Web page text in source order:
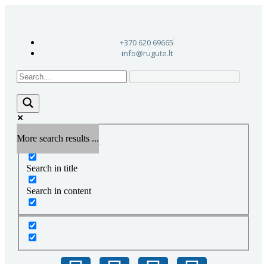
+370 620 69665
info@rugute.lt
More search results ...
Exact matches only
Search in title
Search in content